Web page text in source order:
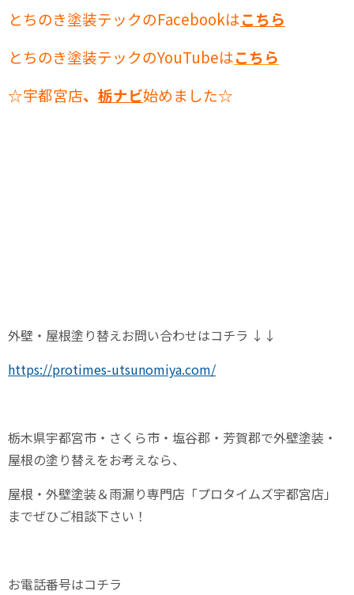
とちのき塗装テックのFacebookはこちら
とちのき塗装テックのYouTubeはこちら
☆宇都宮店、 栃ナビ始めました☆
外壁・屋根塗り替えお問い合わせはコチラ ↓↓
https://protimes-utsunomiya.com/
栃木県宇都宮市・さくら市・塩谷郡・芳賀郡で外壁塗装・
屋根の塗り替えをお考えなら、
屋根・外壁塗装＆雨漏り専門店「プロタイムズ宇都宮店」
までぜひご相談下さい！
お電話番号はコチラ